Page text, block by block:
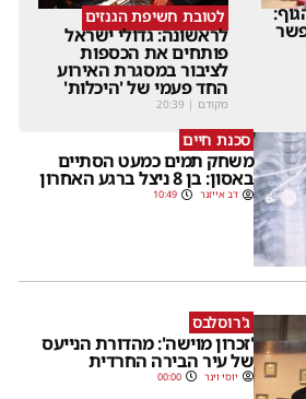
לטובת חשיפת הגנזים
לראשונה: גדולי ישראל
פותחים את הכספות
לציבור במסגרת האירוע
החד פעמי של 'היכלות'
מקודם |
20:39
סכנת חיים
משחק תמים כמעט הסתיים
באסון: בן 8 ניצל ברגע האחרון
דב אייזנר 10:49
ג'רוסלבס
'זכרון מוישה': מהדורת הנייעס
של עיר הבירה החרדית
יוסי וינר 00:00